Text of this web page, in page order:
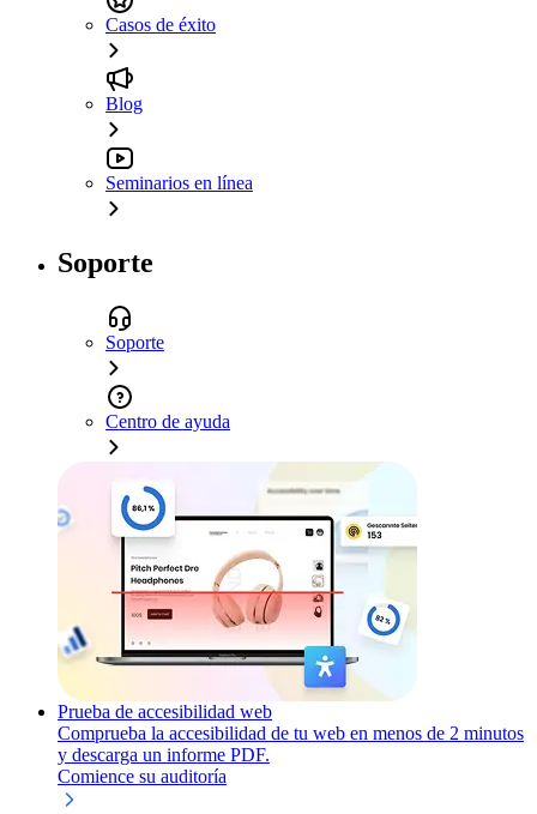
Casos de éxito
Blog
Seminarios en línea
Soporte
Soporte
Centro de ayuda
Prueba de accesibilidad web
Comprueba la accesibilidad de tu web en menos de 2 minutos
y descarga un informe PDF.
Comience su auditoría